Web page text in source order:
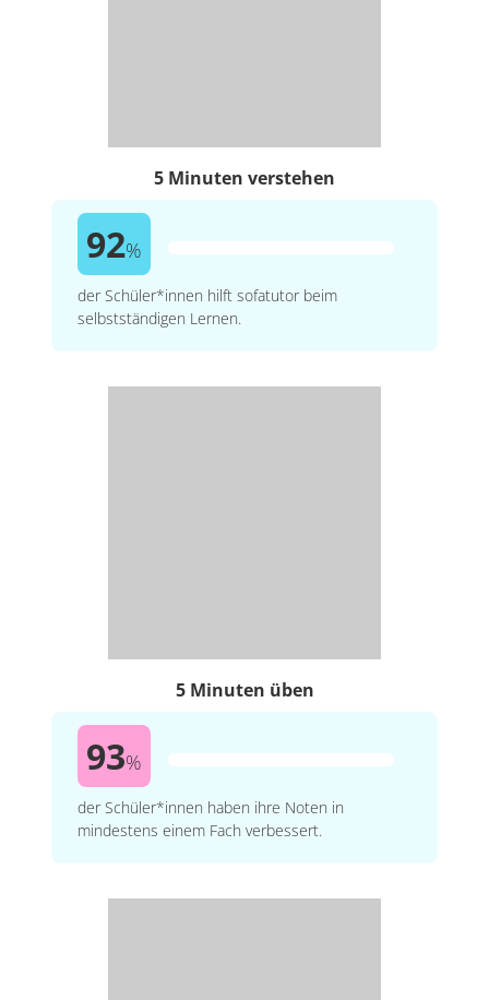
5 Minuten verstehen
92%
der Schüler*innen hilft sofatutor beim
selbstständigen Lernen.
5 Minuten üben
93%
der Schüler*innen haben ihre Noten in
mindestens einem Fach verbessert.